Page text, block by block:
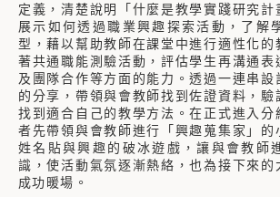
定義，清楚說明「什麼是教學實踐研究計
展示如何透過職業興趣探索活動，了解
型，藉以幫助教師在課堂中進行適性化的
著共通職能測驗活動，評估學生再溝通表
及團隊合作等方面的能力。透過一連串設
的分享，帶領與會教師找到佐證資料，驗
找到適合自己的教學方法。在正式進入分
者先帶領與會教師進行「興趣蒐集家」的
姓名貼與興趣的破冰遊戲，讓與會教師
識，使活動氣氛逐漸熱絡，也為接下來的
成功暖場。